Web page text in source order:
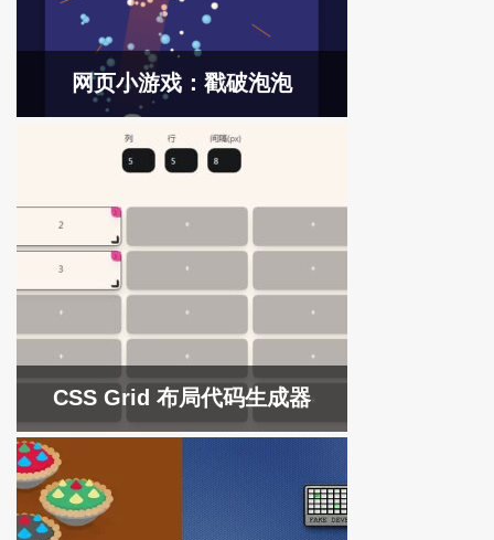
网页小游戏：戳破泡泡
CSS Grid 布局代码生成器